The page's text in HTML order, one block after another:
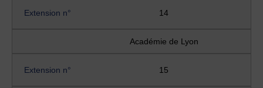
Extension n° 14
Académie de Lyon
Extension n° 15